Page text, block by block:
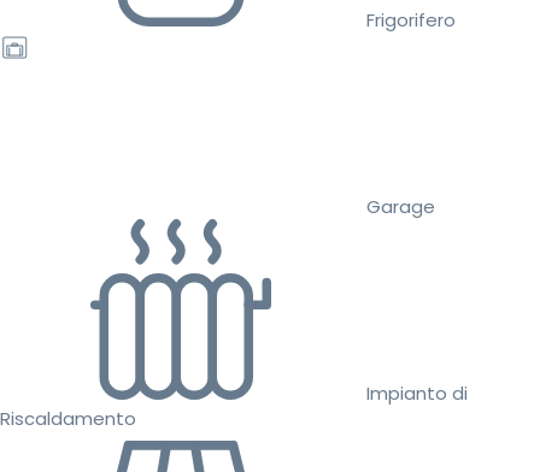
Frigorifero
Garage
Impianto di
Riscaldamento